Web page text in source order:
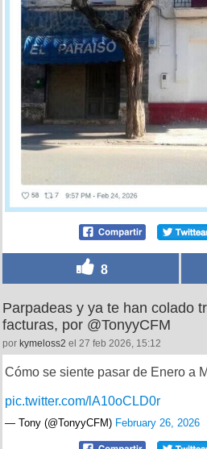
8
Parpadeas y ya te han colado
facturas, por @TonyyCFM
por kymeloss2 el 27 feb 2026, 15:12
Cómo se siente pasar de Enero a
pic.twitter.com/lA10oCLD0r
— Tony (@TonyyCFM) February 26, 2026